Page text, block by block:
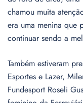
chamou muita
era uma menina que
continuar sendo a
Também estiveram
Esportes e Lazer,
Fundesport Roseli